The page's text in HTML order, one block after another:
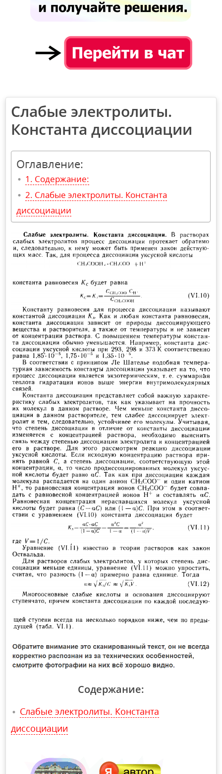
Слабые электролиты.
Константа диссоциации
Оглавление:
Содержание:
Слабые электролиты. Константа
диссоциации
Содержание:
Слабые электролиты. Константа
диссоциации